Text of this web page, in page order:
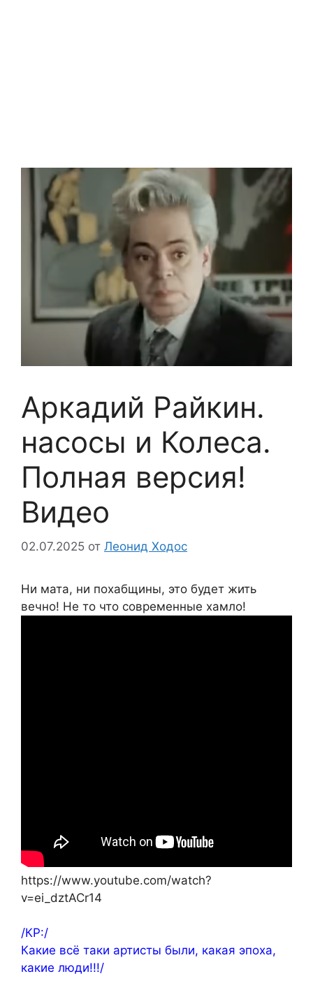
Аркадий Райкин.
насосы и Колеса.
Полная версия!
Видео
02.07.2025 от Леонид Ходос
Ни мата, ни похабщины, это будет жить
вечно! Не то что современные хамло!
https://www.youtube.com/watch?
v=ei_dztACr14
/КР:/
Какие всё таки артисты были, какая эпоха,
какие люди!!!/